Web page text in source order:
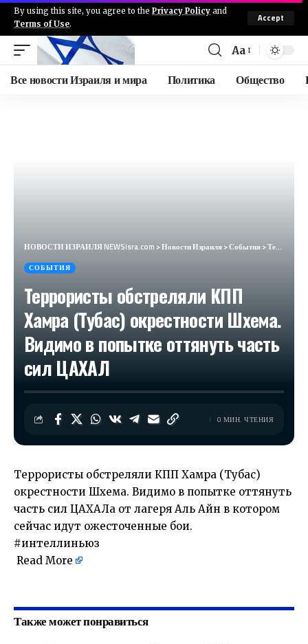
By using this site, you agree to the Privacy Policy and
Terms of Use.
Accept
Aa
Все новости Израиля и мира Политика Общество
НОВОСТИ ИЗРАИЛЯ NEWSisra.com >Новости Израиля>События>Террористы обстреляли КПП Хамра (Тубас) окрестности Шхема. Видимо в попытке оттянуть часть сил ЦАХАЛ
СОБЫТИЯ
Террористы обстреляли КПП
Хамра (Тубас) окрестности Шхема.
Видимо в попытке оттянуть часть
сил ЦАХАЛ
0 МИН. ЧТЕНИЯ
Террористы обстреляли КПП Хамра (Тубас)
окрестности Шхема. Видимо в попытке оттянуть
часть сил ЦАХАЛа от лагеря Аль Айн в котором
сейчас идут ожесточенные бои.
#интеллиньюз
Read More
Также может понравиться